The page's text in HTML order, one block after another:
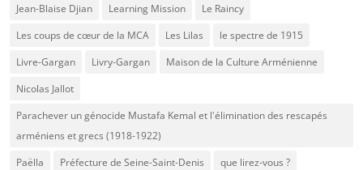
Jean-Blaise Djian
Learning Mission
Le Raincy
Les coups de cœur de la MCA
Les Lilas
le spectre de 1915
Livre-Gargan
Livry-Gargan
Maison de la Culture Arménienne
Nicolas Jallot
Parachever un génocide Mustafa Kemal et l'élimination des rescapés
arméniens et grecs (1918-1922)
Paëlla
Préfecture de Seine-Saint-Denis
que lirez-vous ?